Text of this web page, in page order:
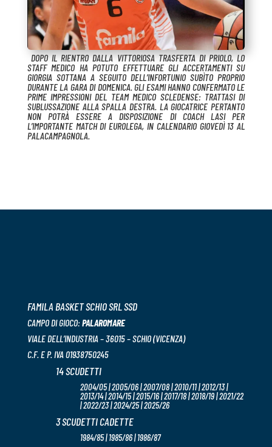
DOPO IL RIENTRO DALLA VITTORIOSA TRASFERTA DI PRIOLO, LO
STAFF MEDICO HA POTUTO EFFETTUARE GLI ACCERTAMENTI SU
GIORGIA SOTTANA A SEGUITO DELL’INFORTUNIO SUBÌTO PROPRIO
DURANTE LA GARA DI DOMENICA. GLI ESAMI HANNO CONFERMATO LE
PRIME IMPRESSIONI DEL TEAM MEDICO SCLEDENSE: TRATTASI DI
SUBLUSSAZIONE ALLA SPALLA DESTRA. LA GIOCATRICE PERTANTO
NON POTRÀ ESSERE A DISPOSIZIONE DI COACH LASI PER
L’IMPORTANTE MATCH DI EUROLEGA, IN CALENDARIO GIOVEDÌ 13 AL
PALACAMPAGNOLA.
FAMILA BASKET SCHIO SRL SSD
CAMPO DI GIOCO:PALAROMARE
VIALE DELL’INDUSTRIA – 36015 – SCHIO (VICENZA)
C.F. E P. IVA 01938750245
14 SCUDETTI
2004/05 | 2005/06 | 2007/08 | 2010/11 | 2012/13 |
2013/14 | 2014/15 | 2015/16 | 2017/18 | 2018/19 | 2021/22
| 2022/23 | 2024/25 | 2025/26
3 SCUDETTI CADETTE
1984/85 | 1985/86 | 1986/87